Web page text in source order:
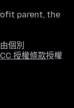
parent, the
個別
授權條款授權